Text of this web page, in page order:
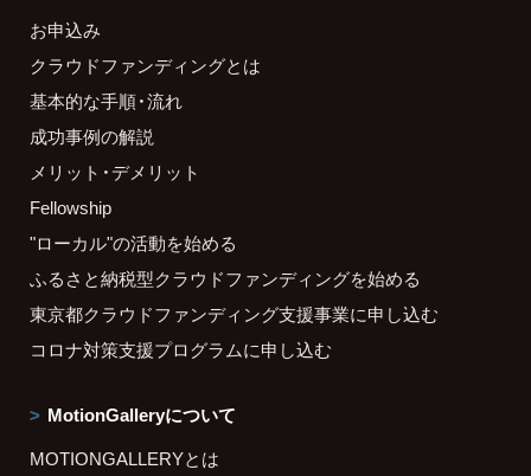
お申込み
クラウドファンディングとは
基本的な手順・流れ
成功事例の解説
メリット・デメリット
Fellowship
"ローカル"の活動を始める
ふるさと納税型クラウドファンディングを始める
東京都クラウドファンディング支援事業に申し込む
コロナ対策支援プログラムに申し込む
MotionGalleryについて
MOTIONGALLERYとは